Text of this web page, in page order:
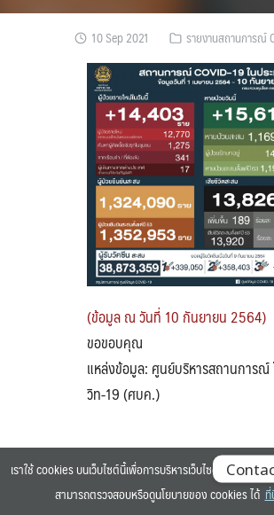
Search
10 Sep 2021 รายงานสถานการณ์
(ข้อมูล ณ วันที่ 10 กันยายน 2564)
ขอขอบคุณ
แหล่งข้อมูล: ศูนย์บริหารสถานการณ์
วิท-19 (ศบค.)
©2025 BANGKOK UNIVERSITY. ALL RIGHTS
เราใช้ cookies บนเว็บไซต์นี้เพื่อการบริหารเว็บไซต์ และเพิ่มป
สามารถตรวจสอบหรือดูนโยบายของ cookies ได้